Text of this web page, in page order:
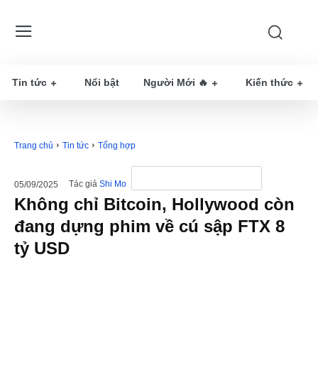
Tin tức Nổi bật Người Mới 🔥 Kiến thức
Trang chủ Tin tức Tổng hợp
05/09/2025 Tác giả Shi Mo
Không chỉ Bitcoin, Hollywood còn
đang dựng phim về cú sập FTX 8
tỷ USD